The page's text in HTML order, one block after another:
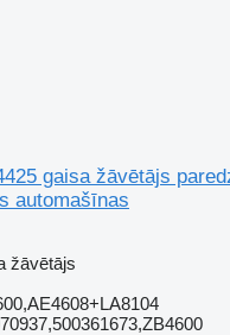
gaisa žāvētājs
automašīnas
žāvētājs